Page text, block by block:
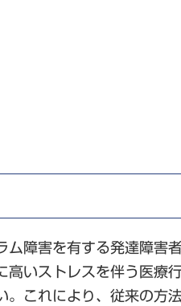
障害を有する発達障害
いストレスを伴う医
これにより、従来の方